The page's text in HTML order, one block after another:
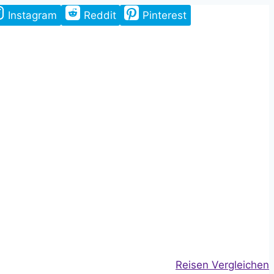
Instagram Reddit Pinterest
Reisen Vergleichen